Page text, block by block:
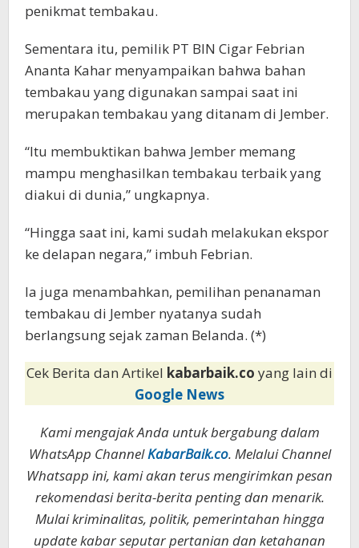
penikmat tembakau.
Sementara itu, pemilik PT BIN Cigar Febrian
Ananta Kahar menyampaikan bahwa bahan
tembakau yang digunakan sampai saat ini
merupakan tembakau yang ditanam di Jember.
“Itu membuktikan bahwa Jember memang
mampu menghasilkan tembakau terbaik yang
diakui di dunia,” ungkapnya.
“Hingga saat ini, kami sudah melakukan ekspor
ke delapan negara,” imbuh Febrian.
Ia juga menambahkan, pemilihan penanaman
tembakau di Jember nyatanya sudah
berlangsung sejak zaman Belanda. (*)
Cek Berita dan Artikel kabarbaik.co yang lain di
Google News
Kami mengajak Anda untuk bergabung dalam
WhatsApp ChannelKabarBaik.co. Melalui Channel
Whatsapp ini, kami akan terus mengirimkan pesan
rekomendasi berita-berita penting dan menarik.
Mulai kriminalitas, politik, pemerintahan hingga
update kabar seputar pertanian dan ketahanan